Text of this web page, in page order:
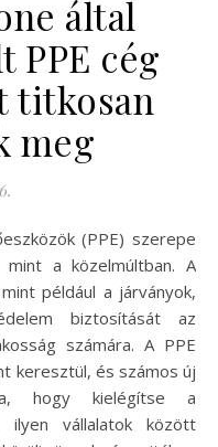
által
PPE cég
titkosan
meg
a közelmúltban. A
például a járványok,
biztosítását az
számára. A PPE
keresztül, és számos új
hogy kielégítse a
ilyen vállalatok között